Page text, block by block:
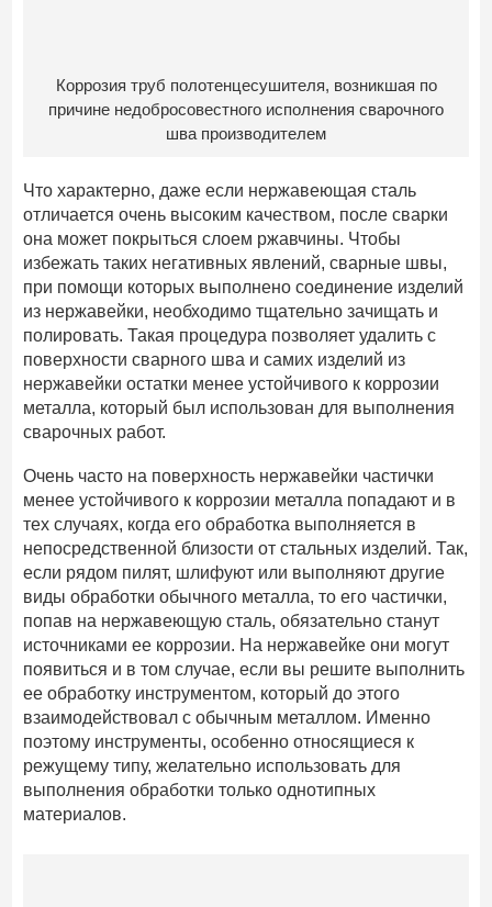
Коррозия труб полотенцесушителя, возникшая по
причине недобросовестного исполнения сварочного
шва производителем
Что характерно, даже если нержавеющая сталь
отличается очень высоким качеством, после сварки
она может покрыться слоем ржавчины. Чтобы
избежать таких негативных явлений, сварные швы,
при помощи которых выполнено соединение изделий
из нержавейки, необходимо тщательно зачищать и
полировать. Такая процедура позволяет удалить с
поверхности сварного шва и самих изделий из
нержавейки остатки менее устойчивого к коррозии
металла, который был использован для выполнения
сварочных работ.
Очень часто на поверхность нержавейки частички
менее устойчивого к коррозии металла попадают и в
тех случаях, когда его обработка выполняется в
непосредственной близости от стальных изделий. Так,
если рядом пилят, шлифуют или выполняют другие
виды обработки обычного металла, то его частички,
попав на нержавеющую сталь, обязательно станут
источниками ее коррозии. На нержавейке они могут
появиться и в том случае, если вы решите выполнить
ее обработку инструментом, который до этого
взаимодействовал с обычным металлом. Именно
поэтому инструменты, особенно относящиеся к
режущему типу, желательно использовать для
выполнения обработки только однотипных
материалов.